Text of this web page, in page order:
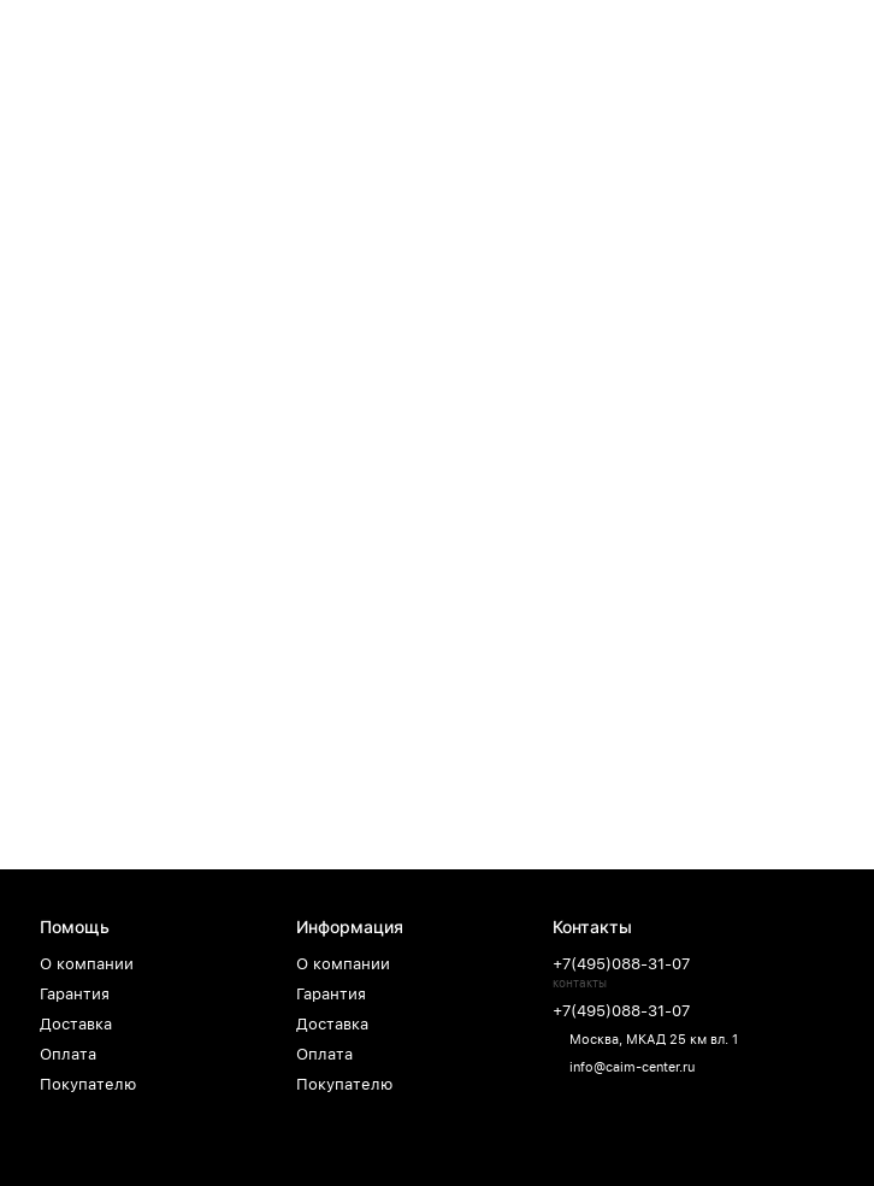
Помощь
О компании
Гарантия
Доставка
Оплата
Покупателю
Информация
О компании
Гарантия
Доставка
Оплата
Покупателю
Контакты
+7(495)088-31-07
контакты
+7(495)088-31-07
Москва, МКАД 25 км вл. 1
info@caim-center.ru